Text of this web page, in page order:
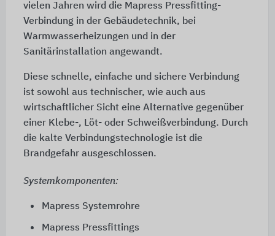
vielen Jahren wird die Mapress Pressfitting-
Verbindung in der Gebäudetechnik, bei
Warmwasserheizungen und in der
Sanitärinstallation angewandt.
Diese schnelle, einfache und sichere Verbindung
ist sowohl aus technischer, wie auch aus
wirtschaftlicher Sicht eine Alternative gegenüber
einer Klebe-, Löt- oder Schweißverbindung. Durch
die kalte Verbindungstechnologie ist die
Brandgefahr ausgeschlossen.
Systemkomponenten:
Mapress Systemrohre
Mapress Pressfittings